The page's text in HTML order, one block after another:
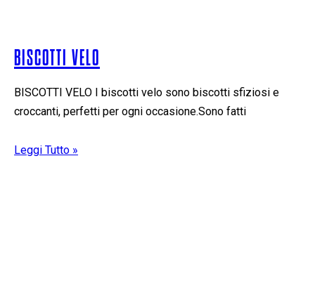
BISCOTTI VELO
BISCOTTI VELO I biscotti velo sono biscotti sfiziosi e
croccanti, perfetti per ogni occasione.Sono fatti
Leggi Tutto »